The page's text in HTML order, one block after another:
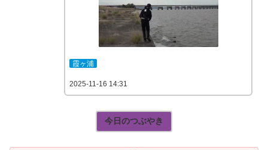
霞ヶ浦
2025-11-16 14:31
今日のつぶやき